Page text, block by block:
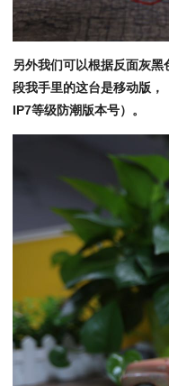
另外我们可以根据反面灰
段我手里的这台是移动版
IP7等级防潮版本号）。